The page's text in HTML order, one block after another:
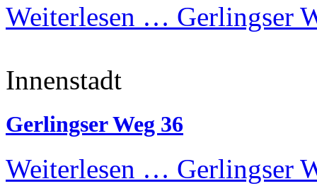
Weiterlesen … Gerlingser
Innenstadt
Gerlingser Weg 36
Weiterlesen … Gerlingser